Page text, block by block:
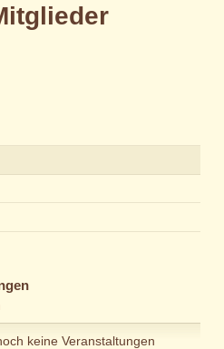
keine Veranstaltungen